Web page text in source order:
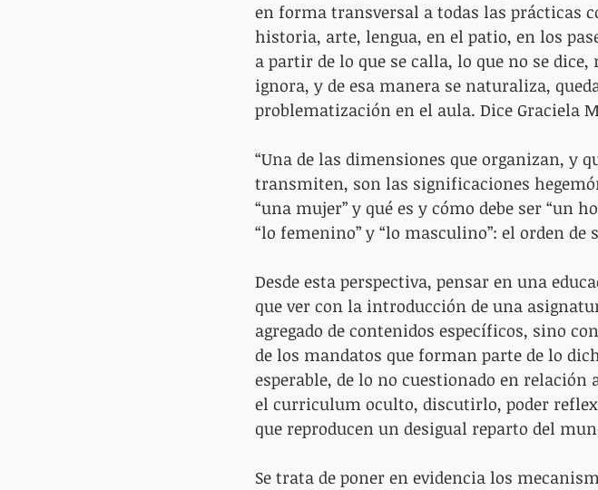
en forma transversal a todas las prácticas
historia, arte, lengua, en el patio, en los
a partir de lo que se calla, lo que no se
ignora, y de esa manera se naturaliza,
problematización en el aula. Dice Graciela
“Una de las dimensiones que organizan, y
transmiten, son las significaciones
“una mujer” y qué es y cómo debe ser “un
“lo femenino” y “lo masculino”: el orden de
Desde esta perspectiva, pensar en una
que ver con la introducción de una
agregado de contenidos específicos, sino
de los mandatos que forman parte de lo
esperable, de lo no cuestionado en relación
el curriculum oculto, discutirlo, poder
que reproducen un desigual reparto del
Se trata de poner en evidencia los